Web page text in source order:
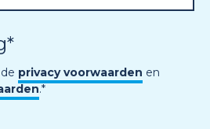
*
privacy voorwaarden en
.*